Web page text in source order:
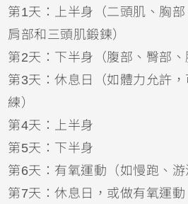
第1天：上半身（二頭肌、胸部
肩部和三頭肌鍛鍊）
第2天：下半身（腹部、臀部、
第3天：休息日（如體力允許，
練）
第4天：上半身
第5天：下半身
第6天：有氧運動（如慢跑、游
第7天：休息日，或做有氧運動